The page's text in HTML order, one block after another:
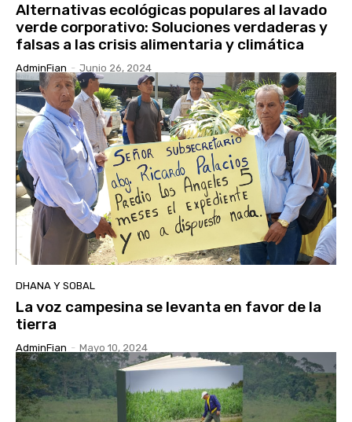
Alternativas ecológicas populares al lavado
verde corporativo: Soluciones verdaderas y
falsas a las crisis alimentaria y climática
AdminFian - Junio 26, 2024
DHANA Y SOBAL
La voz campesina se levanta en favor de la
tierra
AdminFian - Mayo 10, 2024